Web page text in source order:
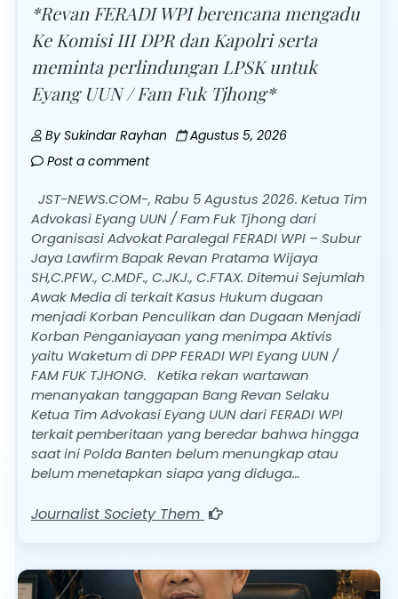
*Revan FERADI WPI berencana mengadu
Ke Komisi III DPR dan Kapolri serta
meminta perlindungan LPSK untuk
Eyang UUN / Fam Fuk Tjhong*
By Sukindar Rayhan
Agustus 5, 2026
Post a comment
JST-NEWS.COM-, Rabu 5 Agustus 2026. Ketua Tim
Advokasi Eyang UUN / Fam Fuk Tjhong dari
Organisasi Advokat Paralegal FERADI WPI – Subur
Jaya Lawfirm Bapak Revan Pratama Wijaya
SH,C.PFW., C.MDF., C.JKJ., C.FTAX. Ditemui Sejumlah
Awak Media di terkait Kasus Hukum dugaan
menjadi Korban Penculikan dan Dugaan Menjadi
Korban Penganiayaan yang menimpa Aktivis
yaitu Waketum di DPP FERADI WPI Eyang UUN /
FAM FUK TJHONG. Ketika rekan wartawan
menanyakan tanggapan Bang Revan Selaku
Ketua Tim Advokasi Eyang UUN dari FERADI WPI
terkait pemberitaan yang beredar bahwa hingga
saat ini Polda Banten belum menungkap atau
belum menetapkan siapa yang diduga…
Journalist Society Them